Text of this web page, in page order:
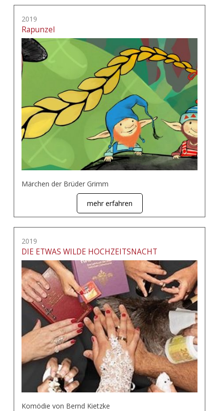
2019
Rapunzel
Märchen der Brüder Grimm
mehr erfahren
2019
DIE ETWAS WILDE HOCHZEITSNACHT
Komödie von Bernd Kietzke